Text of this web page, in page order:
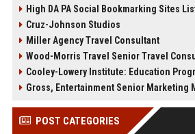
High DA PA Social Bookmarking Sites
Cruz-Johnson Studios
Miller Agency Travel Consultant
Wood-Morris Travel Senior Travel
Cooley-Lowery Institute: Education
Gross, Entertainment Senior Marketing
POST CATEGORIES